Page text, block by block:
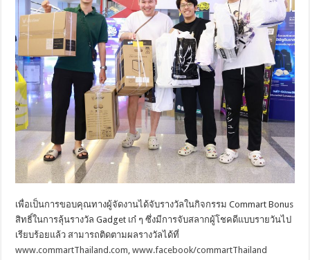
เพื่อเป็นการขอบคุณทางผู้จัดงานได้จับรางวัลในกิจกรรม Commart Bonus
สิทธิ์ในการลุ้นรางวัล Gadget เก๋ ๆ ซึ่งมีการจับสลากผู้โชคดีแบบรายวันไป
เรียบร้อยแล้ว สามารถติดตามผลรางวัลได้ที่
www.commartThailand.com,www.facebook/commartThailand